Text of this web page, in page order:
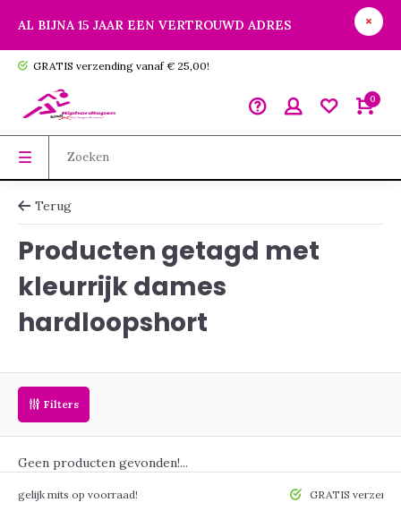
AL BIJNA 15 JAAR EEN VERTROUWD ADRES
GRATIS verzending vanaf € 25,00!
0
Terug
Producten getagd met
kleurrijk dames
hardloopshort
Filters
Geen producten gevonden!...
mits op voorraad! GRATIS